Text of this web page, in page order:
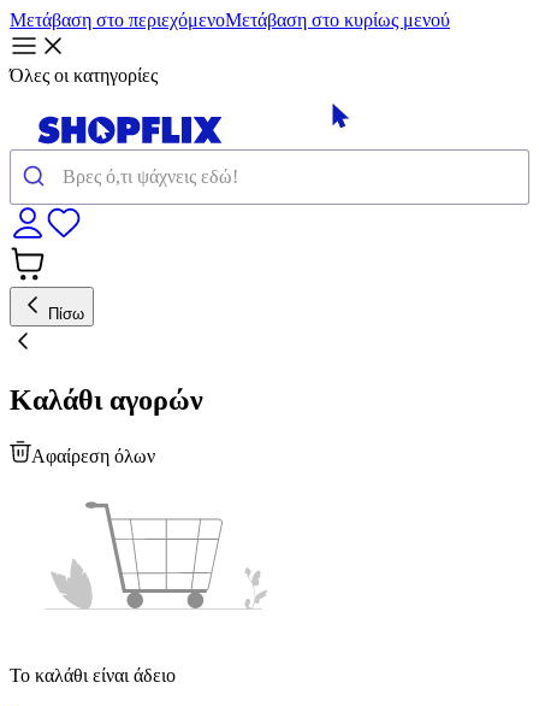
Μετάβαση στο περιεχόμενοΜετάβαση στο κυρίως μενού
Όλες οι κατηγορίες
Πίσω
Καλάθι αγορών
Αφαίρεση όλων
Το καλάθι είναι άδειο